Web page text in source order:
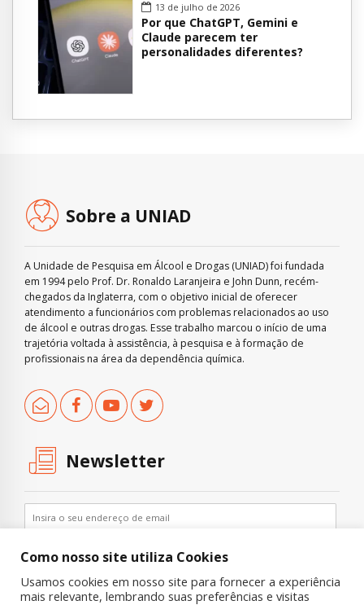
13 de julho de 2026
Por que ChatGPT, Gemini e
Claude parecem ter
personalidades diferentes?
Sobre a UNIAD
A Unidade de Pesquisa em Álcool e Drogas (UNIAD) foi fundada
em 1994 pelo Prof. Dr. Ronaldo Laranjeira e John Dunn, recém-
chegados da Inglaterra, com o objetivo inicial de oferecer
atendimento a funcionários com problemas relacionados ao uso
de álcool e outras drogas. Esse trabalho marcou o início de uma
trajetória voltada à assistência, à pesquisa e à formação de
profissionais na área da dependência química.
Newsletter
Como nosso site utiliza Cookies
Usamos cookies em nosso site para fornecer a experiência
mais relevante, lembrando suas preferências e visitas